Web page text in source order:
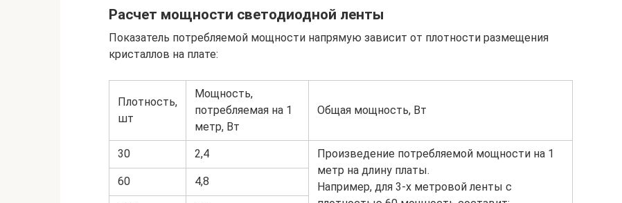
Расчет мощности светодиодной ленты
Показатель потребляемой мощности напрямую зависит от плотности размещения
кристаллов на плате:
Плотность,
шт
Мощность,
потребляемая на 1
метр, Вт
Общая мощность, Вт
30 2,4
Произведение потребляемой мощности на 1
метр на длину платы.
Например, для 3-х метровой ленты с
60 4,8